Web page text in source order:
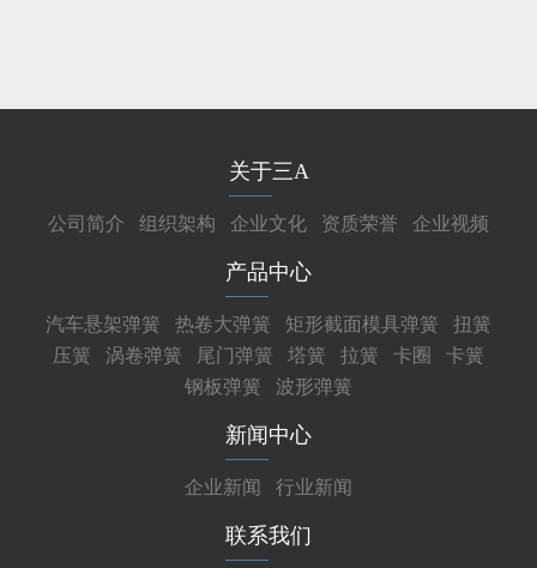
关于三A
公司简介 组织架构 企业文化 资质荣誉 企业视频
产品中心
汽车悬架弹簧 热卷大弹簧 矩形截面模具弹簧
扭簧
压簧
涡卷弹簧 尾门弹簧 塔簧 拉簧 卡圈
卡簧
钢板弹簧
波形弹簧
新闻中心
企业新闻 行业新闻
联系我们